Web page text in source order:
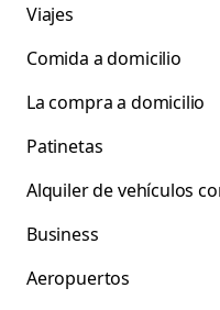
Viajes
Comida a domicilio
La compra a domicilio
Patinetas
Alquiler de vehículos
Business
Aeropuertos